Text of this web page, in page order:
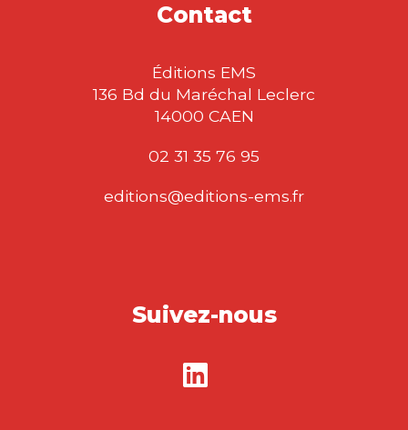
Contact
Éditions EMS
136 Bd du Maréchal Leclerc
14000 CAEN
02 31 35 76 95
editions@editions-ems.fr
Suivez-nous